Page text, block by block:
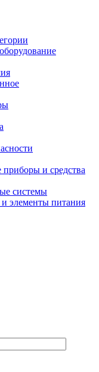
и средства
системы
и элементы питания